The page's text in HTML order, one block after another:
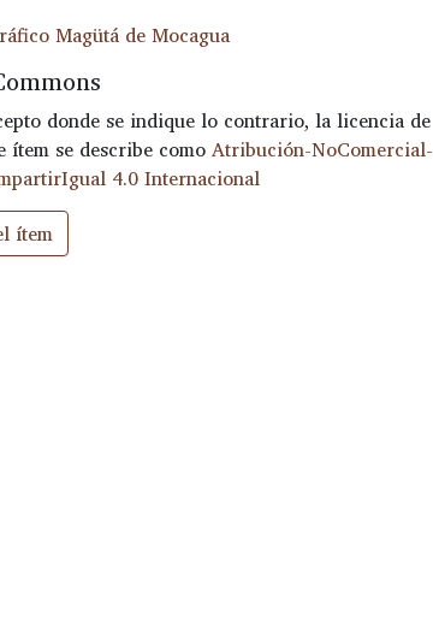
Magütá de Mocagua
donde se indique lo contrario, la licencia de
ítem se describe comoAtribución-NoComercial-
4.0 Internacional
ítem